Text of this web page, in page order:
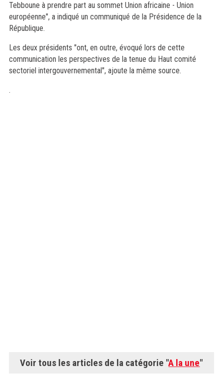
Tebboune à prendre part au sommet Union africaine - Union
européenne", a indiqué un communiqué de la Présidence de la
République.
Les deux présidents "ont, en outre, évoqué lors de cette
communication les perspectives de la tenue du Haut comité
sectoriel intergouvernemental", ajoute la même source.
.
Voir tous les articles de la catégorie "A la une"